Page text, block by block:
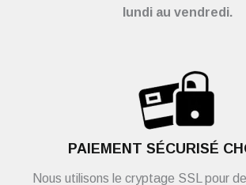
lundi au vendredi.
PAIEMENT SÉCURISÉ
Nous utilisons le cryptage SSL pour